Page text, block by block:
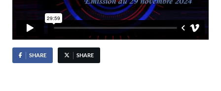
SHARE SHARE